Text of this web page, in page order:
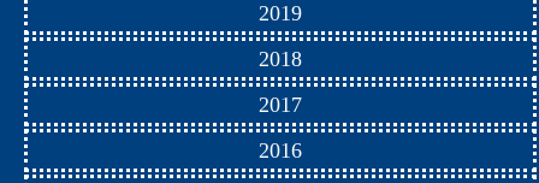
2019
2018
2017
2016